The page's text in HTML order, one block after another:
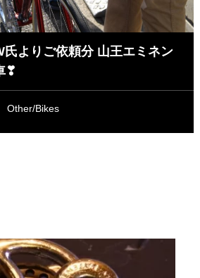
氏よりご依頼分 山王エミネン
❣
Other/Bikes